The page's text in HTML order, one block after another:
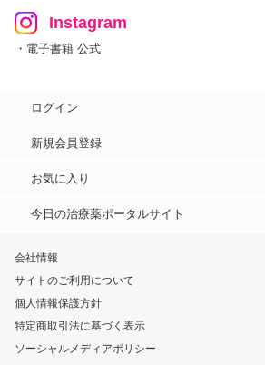
Instagram
・電子書籍 公式
ログイン
新規会員登録
お気に入り
今日の治療薬ポータルサイト
会社情報
サイトのご利用について
個人情報保護方針
特定商取引法に基づく表示
ソーシャルメディアポリシー